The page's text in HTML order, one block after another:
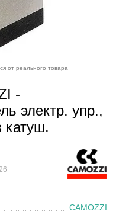
от реального товара
-
электр. упр.,
катуш.
CAMOZZI